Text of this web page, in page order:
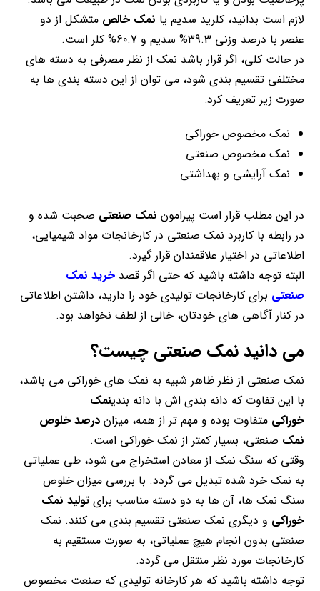
لازم است بدانید، کلرید سدیم یا نمک خالص متشکل از دو
عنصر با درصد وزنی 39.3% سدیم و 60.7% کلر است.
در حالت کلی، اگر قرار باشد نمک از نظر مصرفی به دسته های
مختلفی تقسیم بندی شود، می توان از این دسته بندی ها به
صورت زیر تعریف کرد:
نمک مخصوص خوراکی
نمک مخصوص صنعتی
نمک آرایشی و بهداشتی
در این مطلب قرار است پیرامون نمک صنعتی صحبت شده و
در رابطه با کاربرد نمک صنعتی در کارخانجات مواد شیمیایی،
اطلاعاتی در اختیار علاقمندان قرار گیرد.
البته توجه داشته باشید که حتی اگر قصدخرید نمک
صنعتی برای کارخانجات تولیدی خود را دارید، داشتن اطلاعاتی
در کنار آگاهی های خودتان، خالی از لطف نخواهد بود.
می دانید نمک صنعتی چیست؟
نمک صنعتی از نظر ظاهر شبیه به نمک های خوراکی می باشد،
با این تفاوت که دانه بندی اش با دانه بندینمک
خوراکی متفاوت بوده و مهم تر از همه، میزاندرصد خلوص
نمک صنعتی، بسیار کمتر از نمک خوراکی است.
وقتی که سنگ نمک از معادن استخراج می شود، طی عملیاتی
به نمک خرد شده تبدیل می گردد. با بررسی میزان خلوص
سنگ نمک ها، آن ها به دو دسته مناسب برایتولید نمک
خوراکی و دیگری نمک صنعتی تقسیم بندی می کنند. نمک
صنعتی بدون انجام هیچ عملیاتی، به صورت مستقیم به
کارخانجات مورد نظر منتقل می گردد.
توجه داشته باشید که هر کارخانه تولیدی که صنعت مخصوص